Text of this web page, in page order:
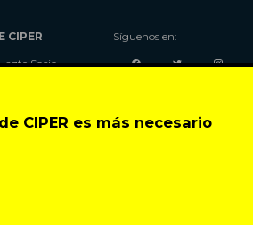
CIPER es más necesario
CIPER
Socio
Contacto
Síguenos en: